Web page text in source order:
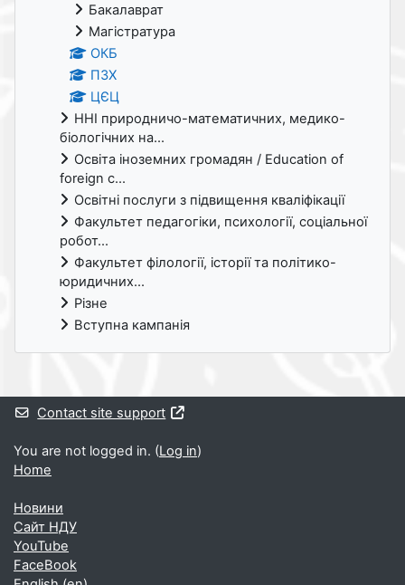
Бакалаврат
Магістратура
ОКБ
ПЗХ
ЦЄЦ
ННІ природничо-математичних, медико-
біологічних на...
Освіта іноземних громадян / Education of
foreign c...
Освітні послуги з підвищення кваліфікації
Факультет педагогіки, психології, соціальної
робот...
Факультет філології, історії та політико-
юридичних...
Різне
Вступна кампанія
Supplementary blocks
Contact site support
You are not logged in. (Log in)
Home
Новини
Cайт НДУ
YouTube
FaceBook